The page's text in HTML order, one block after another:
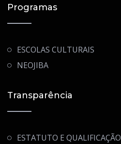
Programas
ESCOLAS CULTURAIS
NEOJIBA
Transparência
ESTATUTO E QUALIFICAÇÃO